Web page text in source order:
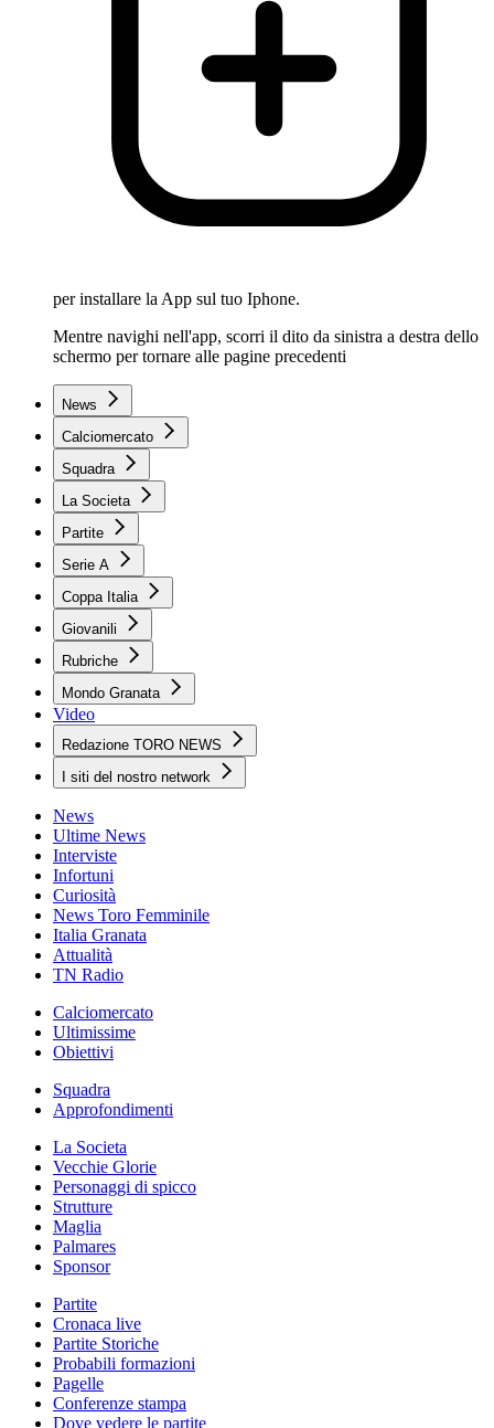
per installare la App sul tuo Iphone.
Mentre navighi nell'app, scorri il dito da sinistra a destra dello
schermo per tornare alle pagine precedenti
News
Calciomercato
Squadra
La Societa
Partite
Serie A
Coppa Italia
Giovanili
Rubriche
Mondo Granata
Video
Redazione TORO NEWS
I siti del nostro network
News
Ultime News
Interviste
Infortuni
Curiosità
News Toro Femminile
Italia Granata
Attualità
TN Radio
Calciomercato
Ultimissime
Obiettivi
Squadra
Approfondimenti
La Societa
Vecchie Glorie
Personaggi di spicco
Strutture
Maglia
Palmares
Sponsor
Partite
Cronaca live
Partite Storiche
Probabili formazioni
Pagelle
Conferenze stampa
Dove vedere le partite